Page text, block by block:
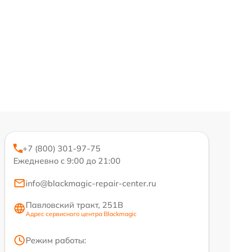
+7 (800) 301-97-75
Ежедневно с 9:00 до 21:00
info@blackmagic-repair-center.ru
Павловский тракт, 251В
Адрес сервисного центра Blackmagic
Режим работы: